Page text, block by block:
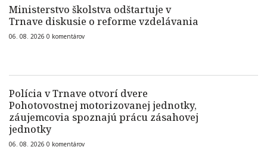
Ministerstvo školstva odštartuje v
Trnave diskusie o reforme vzdelávania
06. 08. 2026 0 komentárov
Polícia v Trnave otvorí dvere
Pohotovostnej motorizovanej jednotky,
záujemcovia spoznajú prácu zásahovej
jednotky
06. 08. 2026 0 komentárov